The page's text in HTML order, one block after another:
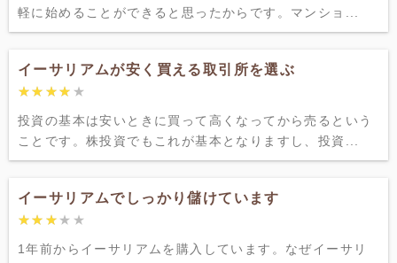
軽に始めることができると思ったからです。マンショ...
イーサリアムが安く買える取引所を選ぶ
★★★★★
★★★★★
投資の基本は安いときに買って高くなってから売るという
ことです。株投資でもこれが基本となりますし、投資...
イーサリアムでしっかり儲けています
★★★★★
★★★★★
1年前からイーサリアムを購入しています。なぜイーサリ